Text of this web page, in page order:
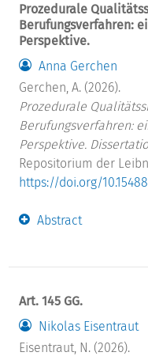
Prozedurale
Berufungsverfahren:
Perspektive.
Anna Gerchen
Gerchen, A. (2026).
Prozedurale
Berufungsverfahren:
Perspektive.
Repositorium der
https://doi.org/
Abstract
Art. 145 GG.
Nikolas Eisentraut
Eisentraut, N. (2026).